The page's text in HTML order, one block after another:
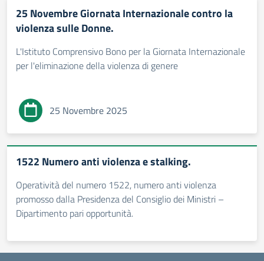
25 Novembre Giornata Internazionale contro la
violenza sulle Donne.
L'Istituto Comprensivo Bono per la Giornata Internazionale
per l'eliminazione della violenza di genere
25 Novembre 2025
1522 Numero anti violenza e stalking.
Operatività del numero 1522, numero anti violenza
promosso dalla Presidenza del Consiglio dei Ministri –
Dipartimento pari opportunità.